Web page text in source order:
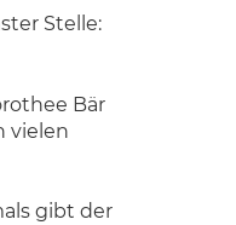
Stelle:
Bär
vielen
gibt der